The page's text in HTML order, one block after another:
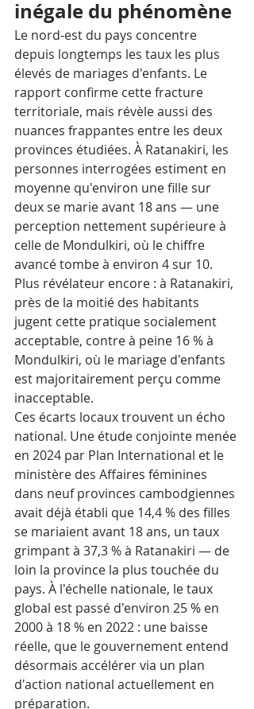
inégale du phénomène
Le nord-est du pays concentre
depuis longtemps les taux les plus
élevés de mariages d'enfants. Le
rapport confirme cette fracture
territoriale, mais révèle aussi des
nuances frappantes entre les deux
provinces étudiées. À Ratanakiri, les
personnes interrogées estiment en
moyenne qu'environ une fille sur
deux se marie avant 18 ans — une
perception nettement supérieure à
celle de Mondulkiri, où le chiffre
avancé tombe à environ 4 sur 10.
Plus révélateur encore : à Ratanakiri,
près de la moitié des habitants
jugent cette pratique socialement
acceptable, contre à peine 16 % à
Mondulkiri, où le mariage d'enfants
est majoritairement perçu comme
inacceptable.
Ces écarts locaux trouvent un écho
national. Une étude conjointe menée
en 2024 par Plan International et le
ministère des Affaires féminines
dans neuf provinces cambodgiennes
avait déjà établi que 14,4 % des filles
se mariaient avant 18 ans, un taux
grimpant à 37,3 % à Ratanakiri — de
loin la province la plus touchée du
pays. À l'échelle nationale, le taux
global est passé d'environ 25 % en
2000 à 18 % en 2022 : une baisse
réelle, que le gouvernement entend
désormais accélérer via un plan
d'action national actuellement en
préparation.